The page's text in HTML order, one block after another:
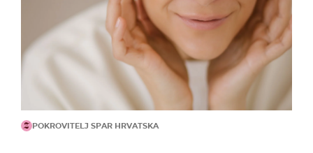
POKROVITELJ SPAR HRVATSKA